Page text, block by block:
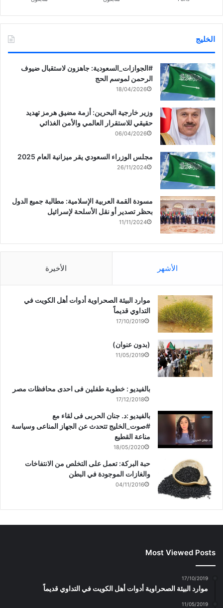
الخليج
‏‎#الجوازات_السعودية: جاهزون لاستقبال ضيوف
الرحمن لموسم الحج
18/04/2026
وزير خارجية البحرين: أزمة مضيق هرمز تهديد
حقيقي للاستقرار العالمي والأمن الغذائي
06/04/2026
مجلس الوزراء السعودي يقر ميزانية العام 2025
26/11/2024
مسودة القمة العربية الإسلامية: مطالبة جميع الدول
بحظر تصدير أو نقل الأسلحة لإسرائيل
11/11/2024
الأشهر الأخيرة
موارد البيئة الصحراوية أدوات أهل الكويت في
التداوي قديماً
17/10/2019
(بدون عنوان)
11/05/2019
بالفيديو : خطوبة طفلين فى احدى محافظات مصر
17/12/2018
بالفيديو :د. جنان الحربى فى لقاء مع
#صوت_الخليج تتحدث عن الجهاز المناعى وسياسة
مناعة القطيع
18/05/2020
حبة البركة: تعمل على التخلص من الانتفاخات
والغازات الموجودة في البطن
04/11/2016
Most Viewed Posts
17/10/2019
موارد البيئة الصحراوية أدوات أهل الكويت في التداوي قديماً
11/05/2019